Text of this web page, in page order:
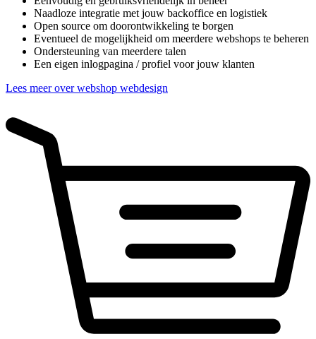
Naadloze integratie met jouw backoffice en logistiek
Open source om doorontwikkeling te borgen
Eventueel de mogelijkheid om meerdere webshops te beheren
Ondersteuning van meerdere talen
Een eigen inlogpagina / profiel voor jouw klanten
Lees meer over webshop webdesign